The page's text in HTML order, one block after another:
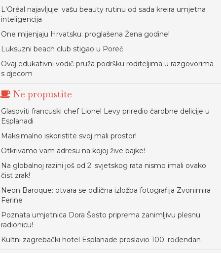
L'Oréal najavljuje: vašu beauty rutinu od sada kreira umjetna
inteligencija
One mijenjaju Hrvatsku: proglašena Žena godine!
Luksuzni beach club stigao u Poreč
Ovaj edukativni vodič pruža podršku roditeljima u razgovorima
s djecom
Ne propustite
Glasoviti francuski chef Lionel Levy priredio čarobne delicije u
Esplanadi
Maksimalno iskoristite svoj mali prostor!
Otkrivamo vam adresu na kojoj žive bajke!
Na globalnoj razini još od 2. svjetskog rata nismo imali ovako
čist zrak!
Neon Baroque: otvara se odlična izložba fotografija Zvonimira
Ferine
Poznata umjetnica Dora Šesto priprema zanimljivu plesnu
radionicu!
Kultni zagrebački hotel Esplanade proslavio 100. rođendan